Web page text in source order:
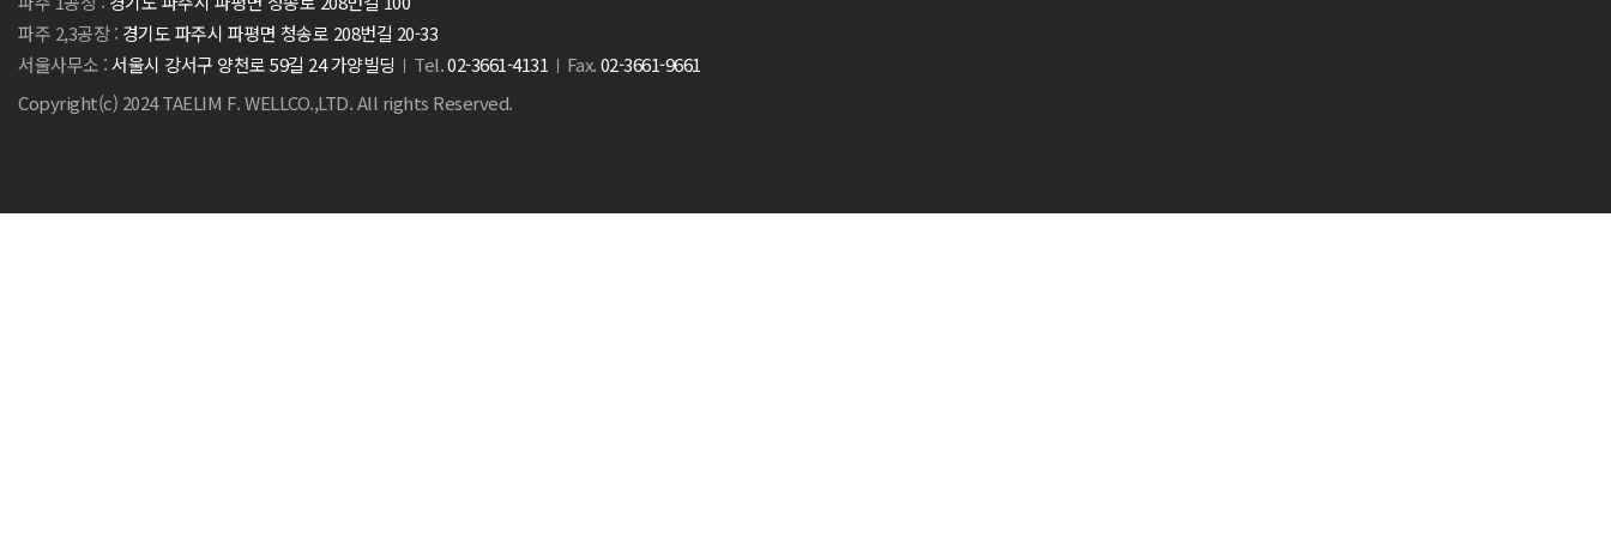
파주 2,3공장 : 경기도 파주시 파평면 청송로 208번길 20-33
서울사무소 :서울시 강서구 양천로 59길 24 가양빌딩 Tel.02-3661-4131 Fax.02-3661-9661
Copyright(c) 2024 TAELIM F. WELLCO.,LTD. All rights Reserved.